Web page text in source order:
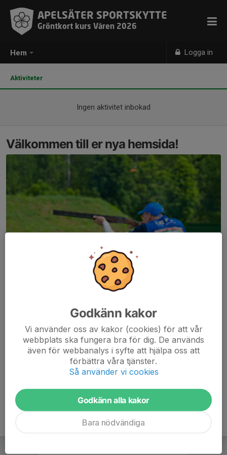
Hem Logga in
APELSÄTER SPORTSKYTTE
Gröntkort kurs Våren 2026
Aktiviteter
Ingen aktivitet inbokad
Välkommen till er nya hemsida!
Här hamnar automatiskt de senaste nyheterna på hemsidan. För
att kunna börja administrera hemsidan loggar du in högst upp till
höger.
Godkänn kakor
Vi använder oss av kakor (cookies) för att vår
webbplats ska fungera bra för dig. De används
även för webbanalys i syfte att hjälpa oss att
förbättra våra tjänster.
Så använder vi cookies
Godkänn alla kakor
Bara nödvändiga